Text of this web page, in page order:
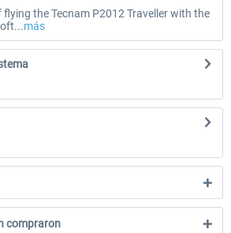
flying the Tecnam P2012 Traveller with the
más
compraron